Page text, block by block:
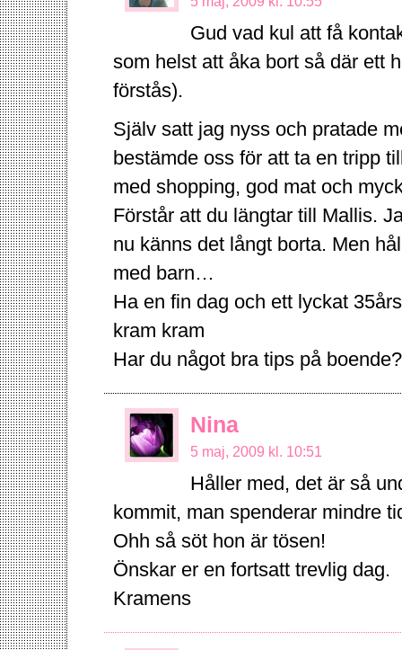
Gud vad kul att få
som helst att åka bort så där ett
förstås).
Själv satt jag nyss och pratade
bestämde oss för att ta en tripp
med shopping, god mat och
Förstår att du längtar till Mallis.
nu känns det långt borta. Men
med barn…
Ha en fin dag och ett lyckat
kram kram
Har du något bra tips på
Nina
5 maj, 2009 kl. 10:51
Håller med, det är så
kommit, man spenderar mindre
Ohh så söt hon är tösen!
Önskar er en fortsatt trevlig dag.
Kramens